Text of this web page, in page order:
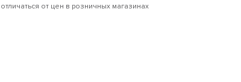
отличаться от цен в розничных магазинах